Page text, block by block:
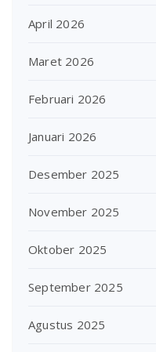
April 2026
Maret 2026
Februari 2026
Januari 2026
Desember 2025
November 2025
Oktober 2025
September 2025
Agustus 2025